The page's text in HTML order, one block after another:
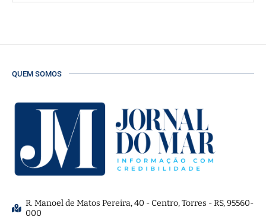
QUEM SOMOS
R. Manoel de Matos Pereira, 40 - Centro, Torres - RS, 95560-
000